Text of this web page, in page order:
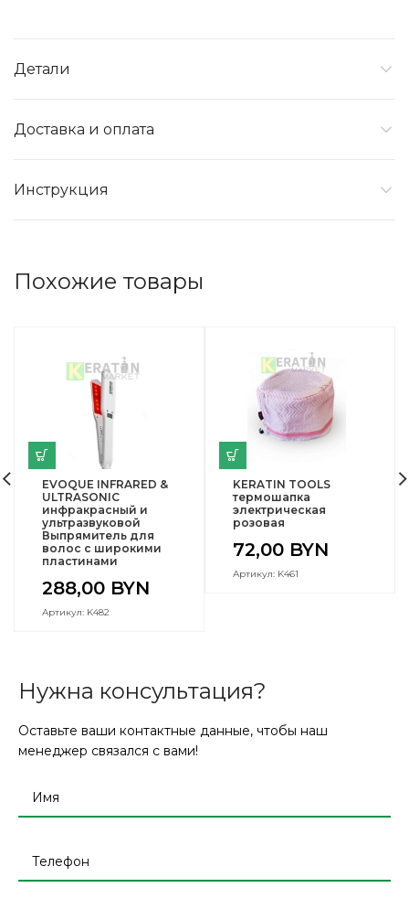
Детали
Доставка и оплата
Инструкция
Похожие товары
EVOQUE INFRARED &
ULTRASONIC
инфракрасный и
ультразвуковой
Выпрямитель для
волос с широкими
пластинами
288,00 BYN
Артикул: K482
KERATIN TOOLS
термошапка
электрическая
розовая
72,00 BYN
Артикул: K461
Нужна консультация?
Оставьте ваши контактные данные, чтобы наш
менеджер связался с вами!